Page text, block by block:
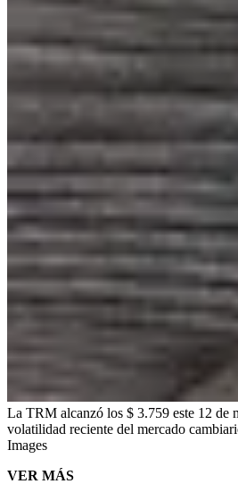
La TRM alcanzó los $ 3.759 este 12 de
volatilidad reciente del mercado
Images
VER MÁS